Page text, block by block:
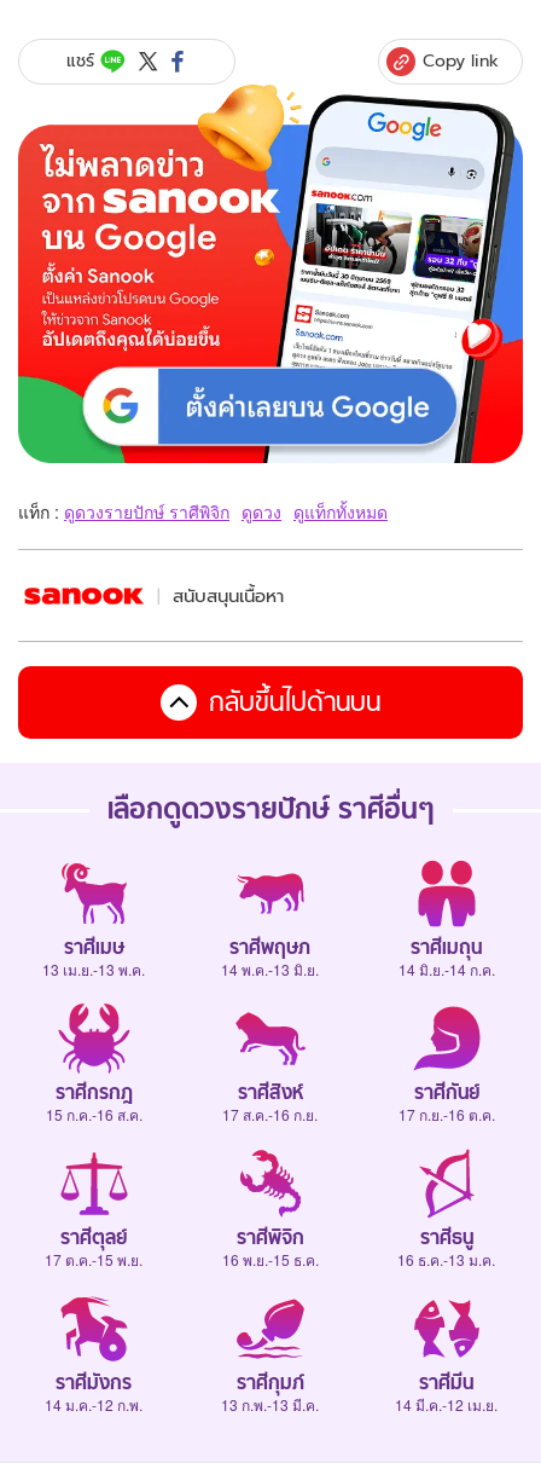
แชร์ Copy link
แท็ก : ดูดวงรายปักษ์ ราศีพิจิก ดูดวง ดูแท็กทั้งหมด
สนับสนุนเนื้อหา
กลับขึ้นไปด้านบน
เลือกดูดวงรายปักษ์ราศีอื่นๆ
ราศีเมษ
13 เม.ย.-13 พ.ค.
ราศีพฤษภ
14 พ.ค.-13 มิ.ย.
ราศีเมถุน
14 มิ.ย.-14 ก.ค.
ราศีกรกฎ
15 ก.ค.-16 ส.ค.
ราศีสิงห์
17 ส.ค.-16 ก.ย.
ราศีกันย์
17 ก.ย.-16 ต.ค.
ราศีตุลย์
17 ต.ค.-15 พ.ย.
ราศีพิจิก
16 พ.ย.-15 ธ.ค.
ราศีธนู
16 ธ.ค.-13 ม.ค.
ราศีมังกร
14 ม.ค.-12 ก.พ.
ราศีกุมภ์
13 ก.พ.-13 มี.ค.
ราศีมีน
14 มี.ค.-12 เม.ย.